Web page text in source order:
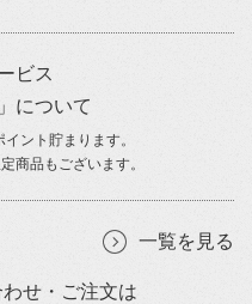
ビス
について
ント貯まります。
商品もございます。
一覧を見る
せ・ご注文は